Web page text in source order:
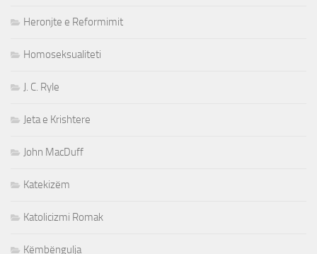
Heronjte e Reformimit
Homoseksualiteti
J. C. Ryle
Jeta e Krishtere
John MacDuff
Katekizëm
Katolicizmi Romak
Këmbëngulja